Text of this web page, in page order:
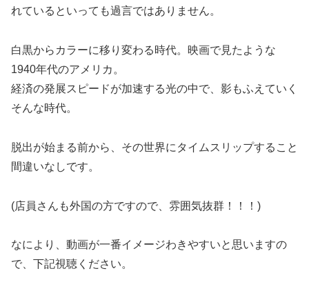
れているといっても過言ではありません。
白黒からカラーに移り変わる時代。映画で見たような
1940年代のアメリカ。
経済の発展スピードが加速する光の中で、影もふえていく
そんな時代。
脱出が始まる前から、その世界にタイムスリップすること
間違いなしです。
(店員さんも外国の方ですので、雰囲気抜群！！！)
なにより、動画が一番イメージわきやすいと思いますの
で、下記視聴ください。